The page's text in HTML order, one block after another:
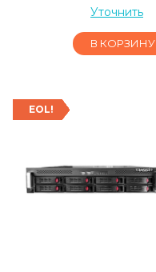
Уточнить
В КОРЗИНУ
EOL!